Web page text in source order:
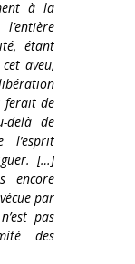
à la
étant
aveu,
ferait de
delà de
l’esprit
[…]
encore
par
pas
des